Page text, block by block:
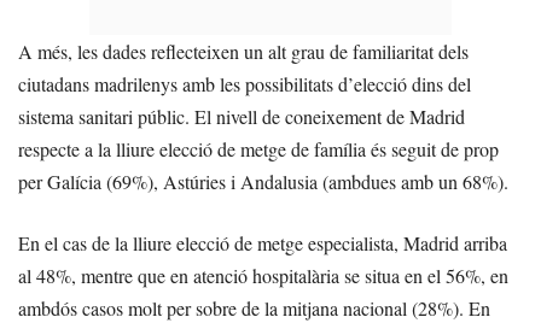
A més, les dades reflecteixen un alt grau de familiaritat dels
ciutadans madrilenys amb les possibilitats d’elecció dins del
sistema sanitari públic. El nivell de coneixement de Madrid
respecte a la lliure elecció de metge de família és seguit de prop
per Galícia (69%), Astúries i Andalusia (ambdues amb un 68%).
En el cas de la lliure elecció de metge especialista, Madrid arriba
al 48%, mentre que en atenció hospitalària se situa en el 56%, en
ambdós casos molt per sobre de la mitjana nacional (28%). En